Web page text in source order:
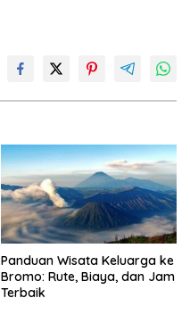
Panduan Wisata Keluarga ke
Bromo: Rute, Biaya, dan Jam
Terbaik